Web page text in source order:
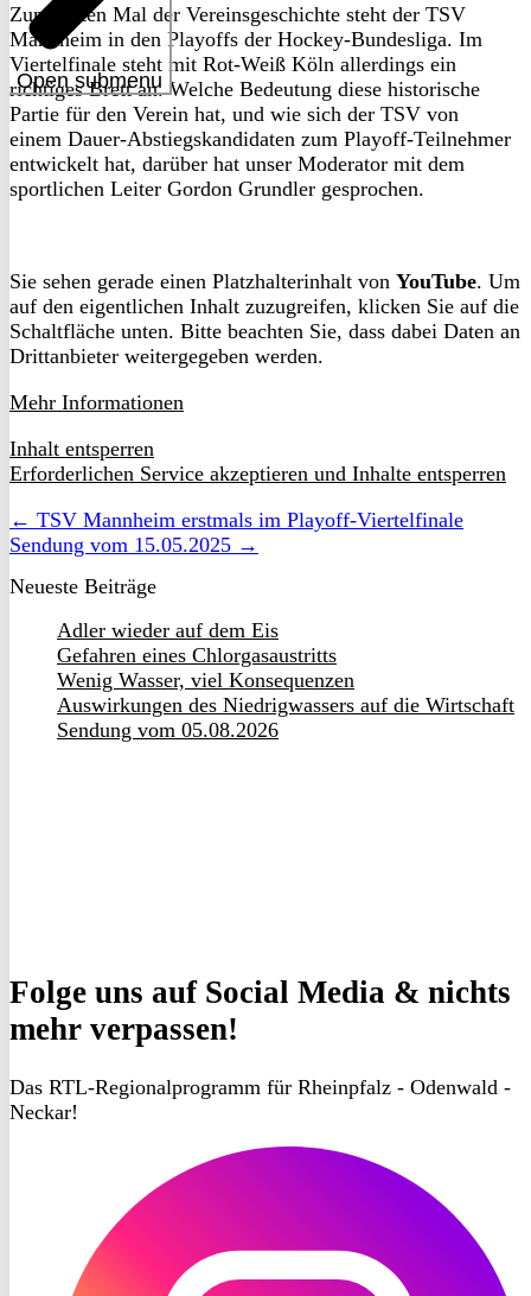
Open submenu
Zum ersten Mal der Vereinsgeschichte steht der TSV
Mannheim in den Playoffs der Hockey-Bundesliga. Im
Viertelfinale steht mit Rot-Weiß Köln allerdings ein
richtiges Brett an. Welche Bedeutung diese historische
Partie für den Verein hat, und wie sich der TSV von
einem Dauer-Abstiegskandidaten zum Playoff-Teilnehmer
entwickelt hat, darüber hat unser Moderator mit dem
sportlichen Leiter Gordon Grundler gesprochen.
Sie sehen gerade einen Platzhalterinhalt von YouTube. Um
auf den eigentlichen Inhalt zuzugreifen, klicken Sie auf die
Schaltfläche unten. Bitte beachten Sie, dass dabei Daten an
Drittanbieter weitergegeben werden.
Mehr Informationen
Inhalt entsperren
Erforderlichen Service akzeptieren und Inhalte entsperren
← TSV Mannheim erstmals im Playoff-Viertelfinale
Sendung vom 15.05.2025 →
Neueste Beiträge
Adler wieder auf dem Eis
Gefahren eines Chlorgasaustritts
Wenig Wasser, viel Konsequenzen
Auswirkungen des Niedrigwassers auf die Wirtschaft
Sendung vom 05.08.2026
Folge uns auf Social Media & nichts
mehr verpassen!
Das RTL-Regionalprogramm für Rheinpfalz - Odenwald -
Neckar!
Instagram